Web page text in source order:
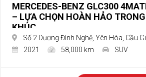
MERCEDES-BENZ GLC300
– LỰA CHỌN HOÀN HẢO
KHÚC
Số 2 Dương Đình Nghệ, Yên Hòa, Cầu
2021
58,000 km SUV